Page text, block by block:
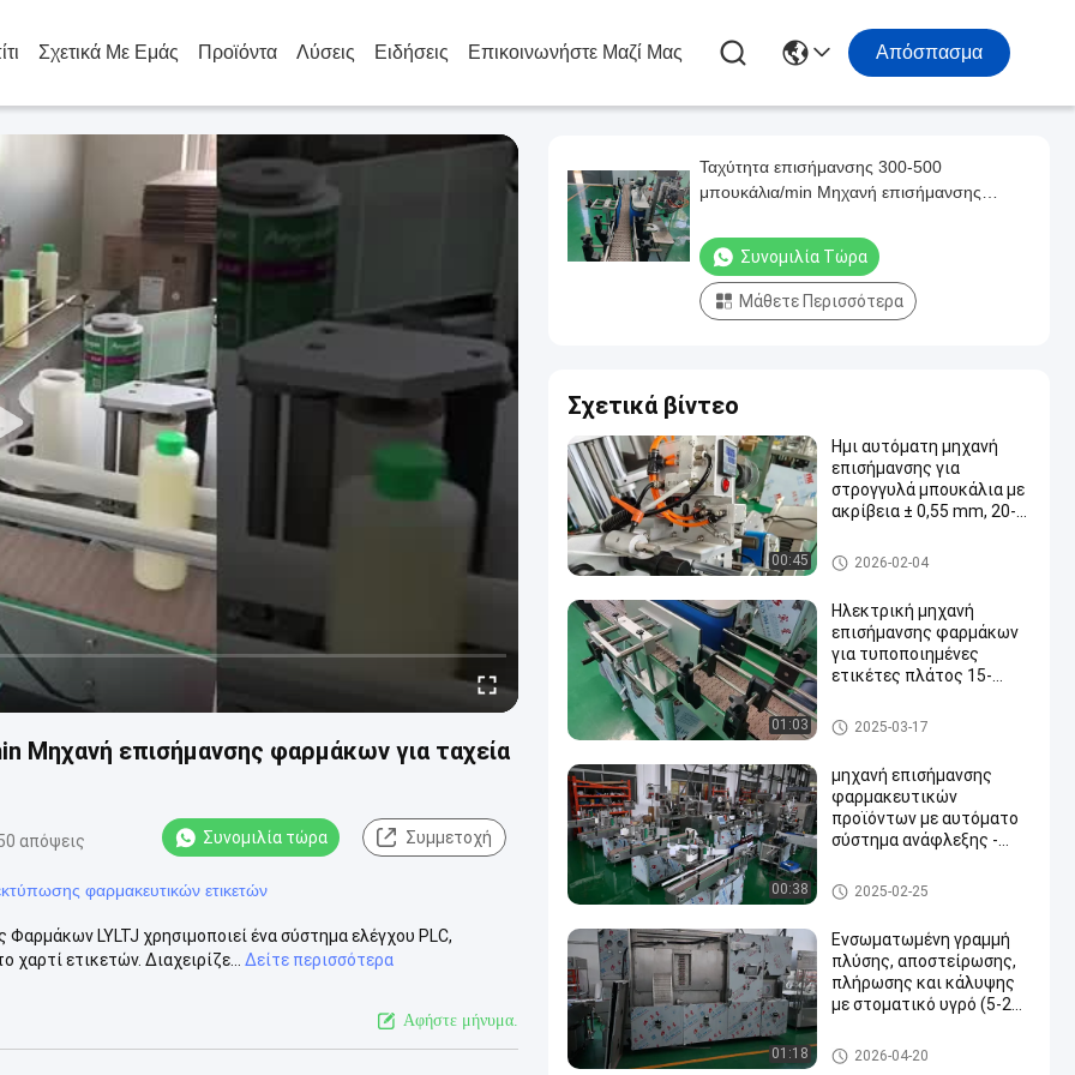
Σχετικά Με Εμάς Προϊόντα Λύσεις Ειδήσεις Επικοινωνήστε Μαζί Μας Απόσπασμα
Μηχανή επισήμανσης φαρμάκων για ταχεία
απόψεις Συνομιλία τώρα Συμμετοχή
φαρμακευτικών ετικετών
LYLTJ χρησιμοποιεί ένα σύστημα ελέγχου PLC,
ετικετών. Διαχειρίζε...
Δείτε περισσότερα
Αφήστε μήνυμα.
Ταχύτητα επισήμανσης 300-500
μπουκάλια/min Μηχανή επισήμανσης
επισήμανσης
Συνομιλία Τώρα
Μάθετε Περισσότερα
Σχετικά βίντεο
00:45
Ημι αυτόματη μηχανή
επισήμανσης για
στρογγυλά μπουκάλια με
ακρίβεια ± 0,55 mm, 20-
διάμετρο μπουκάλας 30-
200 mm
Μηχανή επισήμανσης μπουκα
λιών
2026-02-04
01:03
Ηλεκτρική μηχανή
επισήμανσης φαρμάκων
για τυποποιημένες
ετικέτες πλάτος 15-
20-100mm
Μηχανή επισήμανσης μπουκα
λιών
2025-03-17
00:38
μηχανή επισήμανσης
φαρμακευτικών
προϊόντων με αυτόματο
σύστημα ανάφλεξης -
20 έως 50 μέτρα ανά
λεπτό
Μηχανή επισήμανσης μπουκα
λιών
2025-02-25
01:18
Ενσωματωμένη γραμμή
πλύσης, αποστείρωσης,
πλήρωσης και κάλυψης
με στοματικό υγρό (5-25
αυτοματοποίηση υψηλής
χωρητικότητας με
Μηχανή πλήρωσης φιαλιδίω
ν
2026-04-20